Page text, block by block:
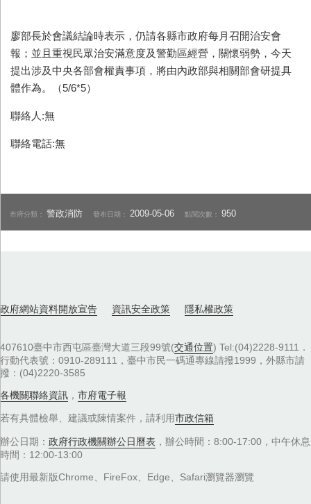
廖部長於會議結論時表示，仍請各縣市政府每月召開治安會
報；並且重視民眾治安滿意度及警勤區經營，關懷弱勢，今天
提出涉及中央各部會權責事項，將由內政部與相關部會研提具
體作為。（5/6*5）
聯絡人:無
聯絡電話:無
市府分類：警政消防 發布日期： 2009-05-06 點閱次數：950
政府網站資料開放宣告 資訊安全政策 隱私權政策
407610臺中市西屯區臺灣大道三段99號(交通位置) Tel:(04)2228-9111．
行動代表號：0910-289111，臺中市民一碼通專線請撥1999，外縣市請
撥：(04)2220-3585
各機關聯絡資訊 ， 市府電子報
若有具體檢舉、建議或陳情案件，請利用市政信箱
辦公日期： 政府行政機關辦公日曆表 ，辦公時間：8:00-17:00，中午休息
時間：12:00-13:00
請使用最新版Chrome、FireFox、Edge、Safari瀏覽器瀏覽